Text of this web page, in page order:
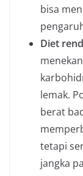
bisa
Diet
lemak.
berat
tetapi
jangka